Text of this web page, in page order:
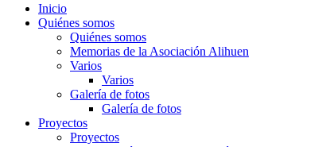
Inicio
Quiénes somos
Quiénes somos
Memorias de la Asociación Alihuen
Varios
Varios
Galería de fotos
Galería de fotos
Proyectos
Proyectos